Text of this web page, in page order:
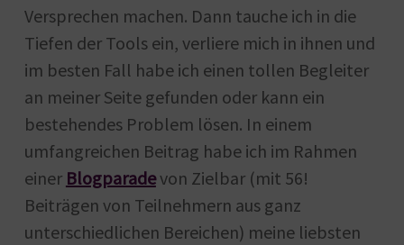
Versprechen machen. Dann tauche ich in die
Tiefen der Tools ein, verliere mich in ihnen und
im besten Fall habe ich einen tollen Begleiter
an meiner Seite gefunden oder kann ein
bestehendes Problem lösen. In einem
umfangreichen Beitrag habe ich im Rahmen
einer Blogparadevon Zielbar (mit 56!
Beiträgen von Teilnehmern aus ganz
unterschiedlichen Bereichen) meine liebsten